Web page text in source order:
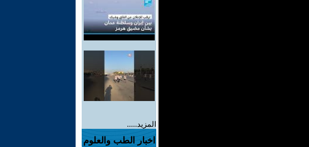
المزيد.....
اخبار الطب والعلوم